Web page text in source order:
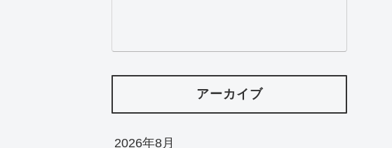
アーカイブ
2026年8月